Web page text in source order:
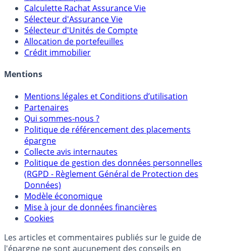
Calculateur d'intérêts
Calculette Impôts
Calculette Rachat Assurance Vie
Sélecteur d'Assurance Vie
Sélecteur d'Unités de Compte
Crédit immobilier
Mentions
Mentions légales et Conditions d’utilisation
Partenaires
Qui sommes-nous ?
Politique de référencement des placements
épargne
Collecte avis internautes
Politique de gestion des données personnelles
(RGPD - Règlement Général de Protection des
Données)
Modèle économique
Cookies